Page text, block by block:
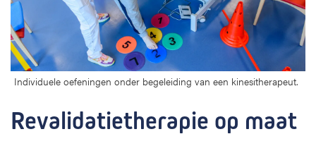
i
e
t
h
e
r
Individuele oefeningen onder begeleiding van een kinesitherapeut.